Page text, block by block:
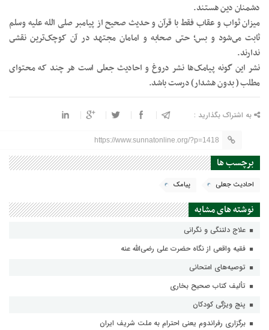
دشمنان دين هستند.
ميزان ثواب و عقاب فقط با قرآن و حديث صحيح از پيامبر صلی الله عليه وسلم
ثابت مى‌شود و بس؛ حتى صحابه و امامان مجتهد در آن کوچک‌ترين نقشى
ندارند.
نشر اين گونه پيامک‌ها نشر دروغ و احاديث جعلى است هر چند که محتواى
مطلب ( بدون هشدار) درست باشد.
به اشتراک بگذارید :
https://www.sunnatonline.org/?p=1418
برچسب ها
احادیث جعلی پیامک
نوشته های مشابه
علاج دلتنگی و نگرانی
فقیه واقعی از نگاه حضرت علی رضی‌الله عنه
توصیه‌های امتحانی
تألیف کتاب صحیح بخاری
پنج ویژگی کودکان
برگزاری رفراندوم یعنی احترام به ملت شریف ایران